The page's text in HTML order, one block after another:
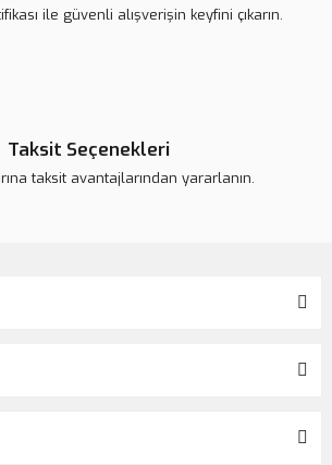
ile güvenli alışverişin keyfini çıkarın.
Taksit Seçenekleri
taksit avantajlarından yararlanın.